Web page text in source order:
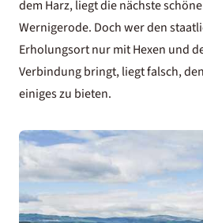
dem Harz, liegt die nächste
Wernigerode. Doch wer den
Erholungsort nur mit Hexen und
Verbindung bringt, liegt falsch,
einiges zu bieten.